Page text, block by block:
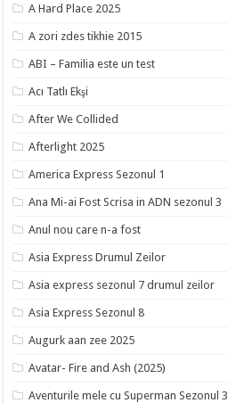
A Hard Place 2025
A zori zdes tikhie 2015
ABI – Familia este un test
Acı Tatlı Ekşi
After We Collided
Afterlight 2025
America Express Sezonul 1
Ana Mi-ai Fost Scrisa in ADN sezonul 3
Anul nou care n-a fost
Asia Express Drumul Zeilor
Asia express sezonul 7 drumul zeilor
Asia Express Sezonul 8
Augurk aan zee 2025
Avatar- Fire and Ash (2025)
Aventurile mele cu Superman Sezonul 3